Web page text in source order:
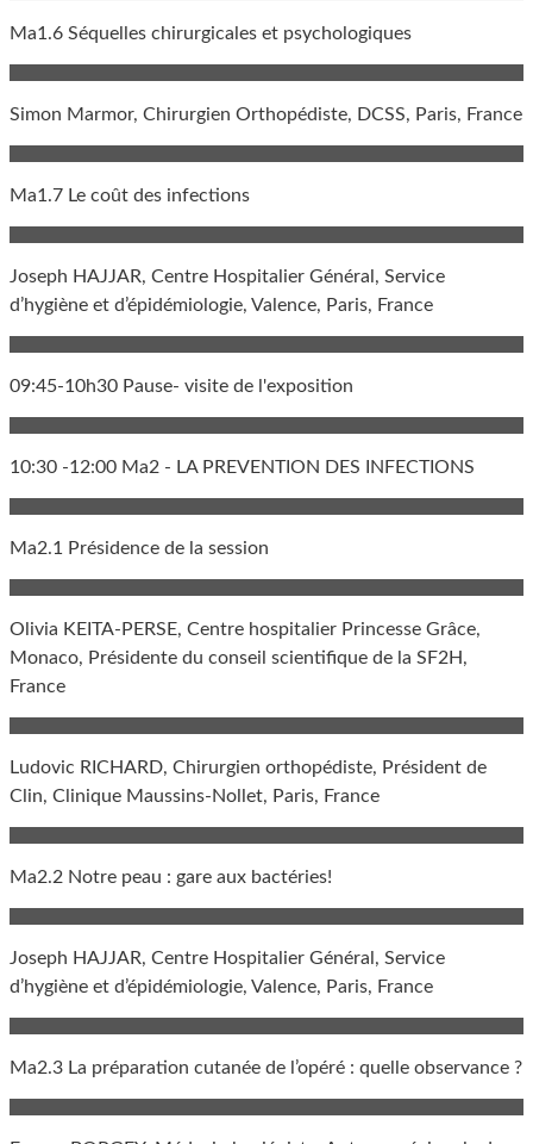
Ma1.6 Séquelles chirurgicales et psychologiques
Simon Marmor, Chirurgien Orthopédiste, DCSS, Paris, France
Ma1.7 Le coût des infections
Joseph HAJJAR, Centre Hospitalier Général, Service
d’hygiène et d’épidémiologie, Valence, Paris, France
09:45-10h30 Pause- visite de l'exposition
10:30 -12:00 Ma2 - LA PREVENTION DES INFECTIONS
Ma2.1 Présidence de la session
Olivia KEITA-PERSE, Centre hospitalier Princesse Grâce,
Monaco, Présidente du conseil scientifique de la SF2H,
France
Ludovic RICHARD, Chirurgien orthopédiste, Président de
Clin, Clinique Maussins-Nollet, Paris, France
Ma2.2 Notre peau : gare aux bactéries!
Joseph HAJJAR, Centre Hospitalier Général, Service
d’hygiène et d’épidémiologie, Valence, Paris, France
Ma2.3 La préparation cutanée de l’opéré : quelle observance ?